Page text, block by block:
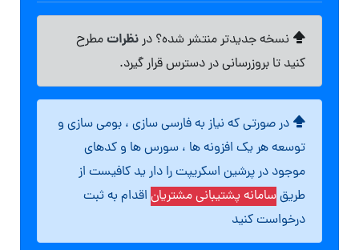
نسخه جدیدتر منتشر شده؟ درنظراتمطرح
کنید تا بروزرسانی در دسترس قرار گیرد.
در صورتی که نیاز به فارسی سازی ، بومی سازی و
توسعه هر یک افزونه ها ، سورس ها و کدهای
موجود در پرشین اسکریپت را دار ید کافیست از
طریقسامانه پشتیبانی مشتریان اقدام به ثبت
درخواست کنید